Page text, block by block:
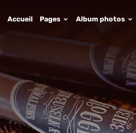
Accueil Pages Album photos